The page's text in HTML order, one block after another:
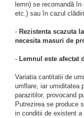
lemn) se recomandă
etc.) sau în cazul
- Rezistenta scazuta
necesita masuri de
- Lemnul este afectat
Variatia cantitatii de
umflare, iar umiditatea
parazitilor, provocand
Putrezirea se produce
in conditii de existent